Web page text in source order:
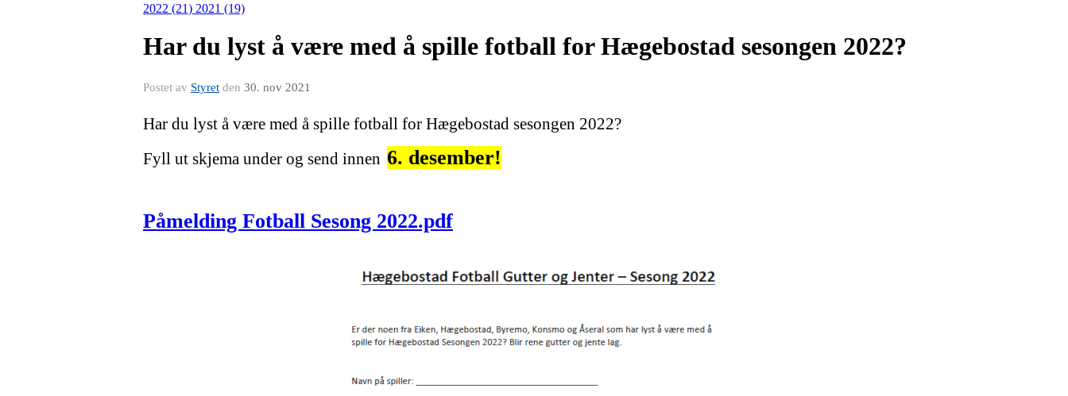
2022 (21) 2021 (19)
Har du lyst å være med å spille fotball for Hægebostad sesongen 2022?
Postet av Styret den 30. nov 2021
Har du lyst å være med å spille fotball for Hægebostad sesongen 2022?
Fyll ut skjema under og send innen 6. desember!
Påmelding Fotball Sesong 2022.pdf